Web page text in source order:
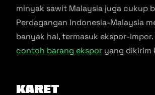
minyak sawit Malaysia juga cukup
Perdagangan Indonesia-Malaysia
banyak hal, termasuk ekspor-
contoh barang ekspor yang dikirim
Karet